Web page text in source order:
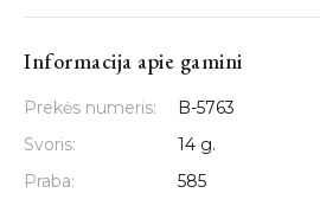
Informacija apie gamini
Prekės numeris:
B-5763
Svoris:
14 g.
Praba:
585